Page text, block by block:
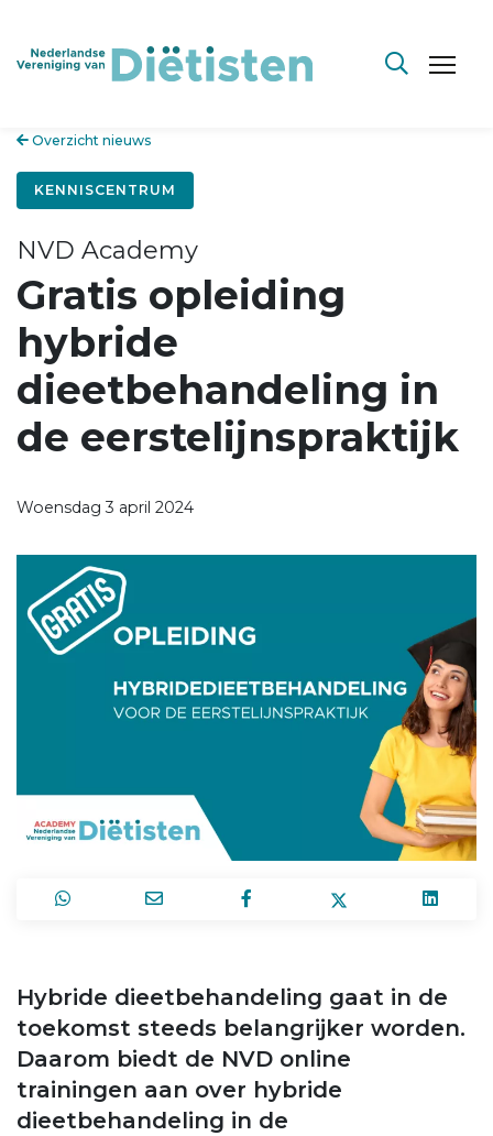
Overzicht nieuws
KENNISCENTRUM
NVD Academy
Gratis opleiding
hybride
dieetbehandeling in
de eerstelijnspraktijk
Woensdag 3 april 2024
Hybride dieetbehandeling gaat in de
toekomst steeds belangrijker worden.
Daarom biedt de NVD online
trainingen aan over hybride
dieetbehandeling in de